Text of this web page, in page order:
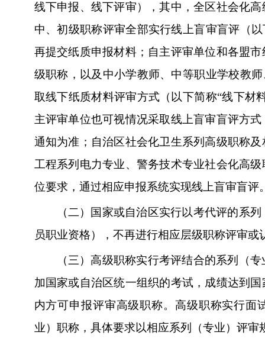
线下申报、线下评审），其中，全区社会化
中、初级职称评审全部实行线上盲审盲评（
再提交纸质申报材料；自主评审单位和各盟
级职称，以及中小学教师、中等职业学校教
取线下纸质材料评审方式（以下简称“线下材
主评审单位也可视情况采取线上盲审盲评方
通知为准；自治区社会化卫生系列高级职称
工程系列电力专业、警务技术专业社会化高
位要求，通过相应申报系统实现线上盲审盲评
（二）国家或自治区实行以考代评的系
员职业资格），不再进行相应层级职称评审或
（三）高级职称实行考评结合的系列（
加国家或自治区统一组织的考试，成绩达到
内方可申报评审高级职称。高级职称实行面
业）职称，具体要求以相应系列（专业）评审